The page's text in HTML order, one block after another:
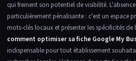
qui freinent son potentiel de visibilité.
particulièrement pénalisante : c'est un espace
mots-clés locaux et présenter les spécificités
comment optimiser sa fiche Google My
indispensable pour tout établissement